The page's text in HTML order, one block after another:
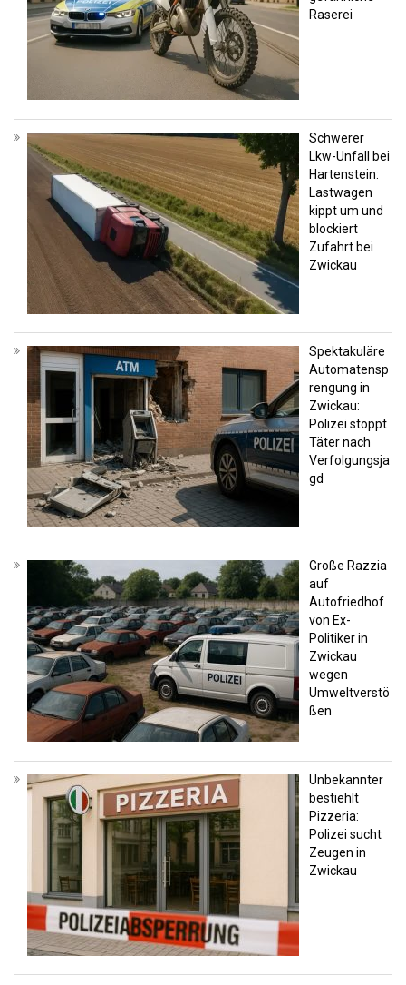
Raserei
Schwerer
Lkw-Unfall bei
Hartenstein:
Lastwagen
kippt um und
blockiert
Zufahrt bei
Zwickau
Spektakuläre
Automatensp
rengung in
Zwickau:
Polizei stoppt
Täter nach
Verfolgungsja
gd
Große Razzia
auf
Autofriedhof
von Ex-
Politiker in
Zwickau
wegen
Umweltverstö
ßen
Unbekannter
bestiehlt
Pizzeria:
Polizei sucht
Zeugen in
Zwickau